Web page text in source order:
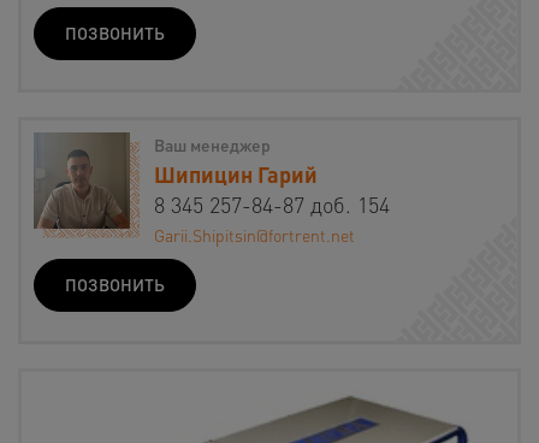
ПОЗВОНИТЬ
Ваш менеджер
Шипицин Гарий
8 345 257-84-87 доб. 154
Garii.Shipitsin@fortrent.net
ПОЗВОНИТЬ